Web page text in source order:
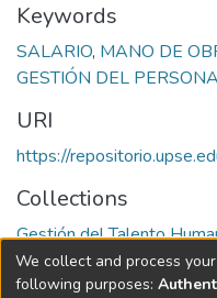
Keywords
SALARIO, MANO DE
GESTIÓN DEL
URI
https://
Collections
Gestión del Talento
Full item page
We collect and process
following purposes: